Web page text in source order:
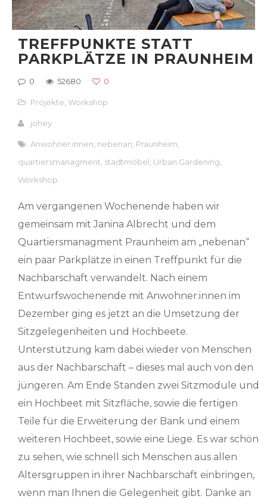
TREFFPUNKTE STATT
PARKPLÄTZE IN PRAUNHEIM
0 52680 0
Projekte ,Workshop
johey
Anwohner:innen nebenan Praunheim
quartiersmanagment stadtmöbel Urban Gardening
Workshop
Am vergangenen Wochenende haben wir
gemeinsam mit Janina Albrecht und dem
Quartiersmanagment Praunheim am „nebenan“
ein paar Parkplätze in einen Treffpunkt für die
Nachbarschaft verwandelt. Nach einem
Entwurfswochenende mit Anwohner:innen im
Dezember ging es jetzt an die Umsetzung der
Sitzgelegenheiten und Hochbeete.
Unterstützung kam dabei wieder von Menschen
aus der Nachbarschaft – dieses mal auch von den
jüngeren. Am Ende Standen zwei Sitzmodule und
ein Hochbeet mit Sitzfläche, sowie die fertigen
Teile für die Erweiterung der Bank und einem
weiteren Hochbeet, sowie eine Liege. Es war schön
zu sehen, wie schnell sich Menschen aus allen
Altersgruppen in ihrer Nachbarschaft einbringen,
wenn man Ihnen die Gelegenheit gibt. Danke an